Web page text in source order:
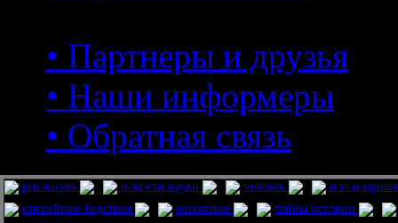
• Партнеры и друзья
• Наши информеры
• Обратная связь
pro жизнь новости науки человек
нло и
стихийные бедствия
животные
тайны истории